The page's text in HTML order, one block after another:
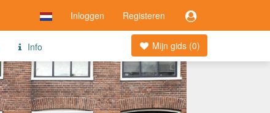
Inloggen Registeren
Mijn gids (0)
Info